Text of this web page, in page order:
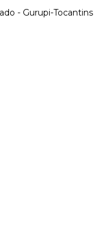
- Gurupi-Tocantins